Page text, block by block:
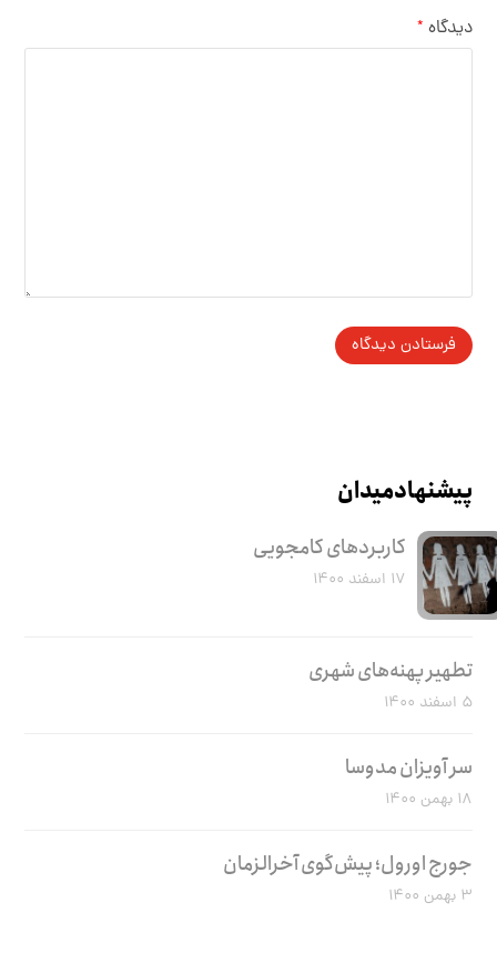
دیدگاه *
پیشنهاد میدان
کاربرد‌های کامجویی
۱۷ اسفند ۱۴۰۰
تطهیر پهنه‌های شهری
۵ اسفند ۱۴۰۰
سر آویزان مدوسا
۱۸ بهمن ۱۴۰۰
جورج اورول؛ پیش‌گوی آخرالزمان
۳ بهمن ۱۴۰۰